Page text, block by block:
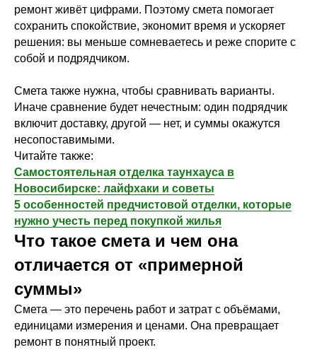
ремонт живёт цифрами. Поэтому смета помогает
сохранить спокойствие, экономит время и ускоряет
решения: вы меньше сомневаетесь и реже спорите с
собой и подрядчиком.
Смета также нужна, чтобы сравнивать варианты.
Иначе сравнение будет нечестным: один подрядчик
включит доставку, другой — нет, и суммы окажутся
несопоставимыми.
Читайте также:
Самостоятельная отделка таунхауса в
Новосибирске: лайфхаки и советы
5 особенностей предчистовой отделки, которые
нужно учесть перед покупкой жилья
Что такое смета и чем она
отличается от «примерной
суммы»
Смета — это перечень работ и затрат с объёмами,
единицами измерения и ценами. Она превращает
ремонт в понятный проект.